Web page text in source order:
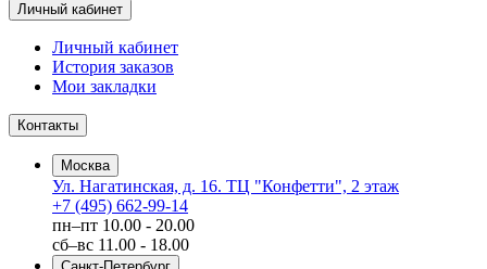
Личный кабинет
Личный кабинет
История заказов
Мои закладки
Контакты
Москва
Ул. Нагатинская, д. 16. ТЦ "Конфетти", 2 этаж
+7 (495) 662-99-14
пн–пт 10.00 - 20.00
сб–вс 11.00 - 18.00